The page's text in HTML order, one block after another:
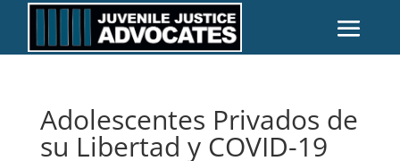
Adolescentes Privados de
su Libertad y COVID-19